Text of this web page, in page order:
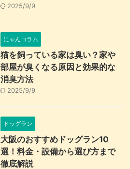
2025/9/9
にゃんコラム
猫を飼っている家は臭い？家や
部屋が臭くなる原因と効果的な
消臭方法
2025/9/9
ドッグラン
大阪のおすすめドッグラン10
選！料金・設備から選び方まで
徹底解説